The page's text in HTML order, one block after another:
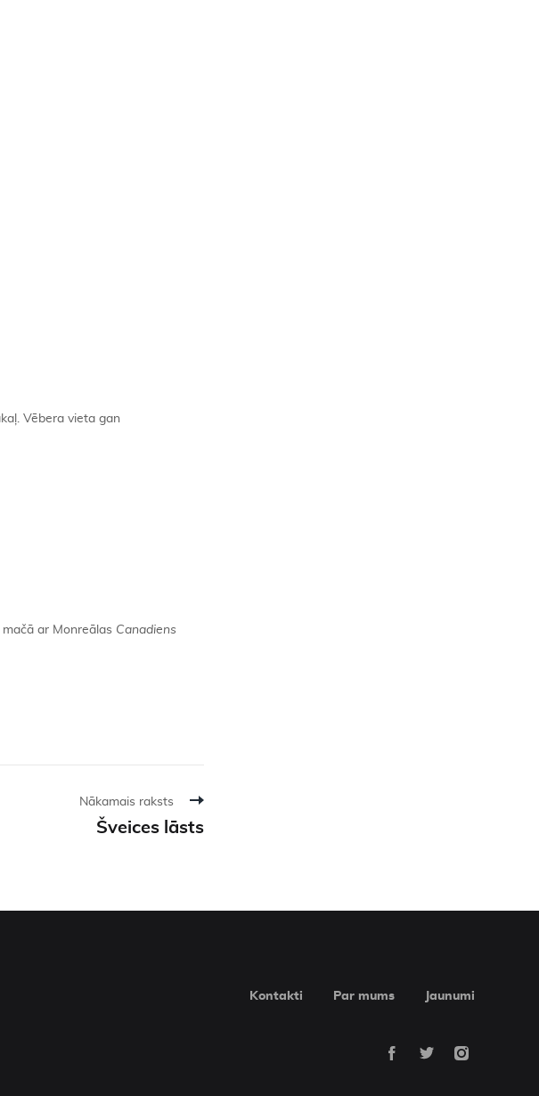
Vēbera vieta gan
mačā ar Monreālas Canadiens
Nākamais raksts
Šveices lāsts
Kontakti Par mums Jaunumi